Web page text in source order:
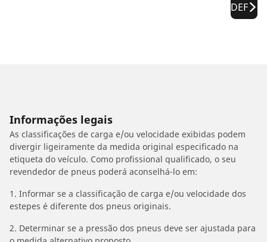
DEF
Informações legais
As classificações de carga e/ou velocidade exibidas podem
divergir ligeiramente da medida original especificado na
etiqueta do veículo. Como profissional qualificado, o seu
revendedor de pneus poderá aconselhá-lo em:
1. Informar se a classificação de carga e/ou velocidade dos
estepes é diferente dos pneus originais.
2. Determinar se a pressão dos pneus deve ser ajustada para